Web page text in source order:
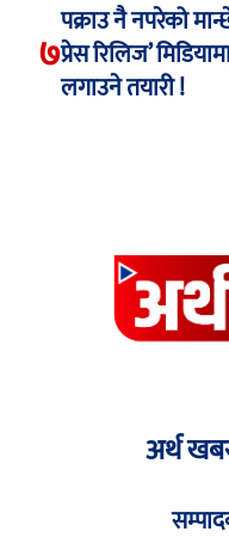
७
पक्राउ नै नपरेको
प्रेस रिलिज’
लगाउने तयारी !
अर्थ